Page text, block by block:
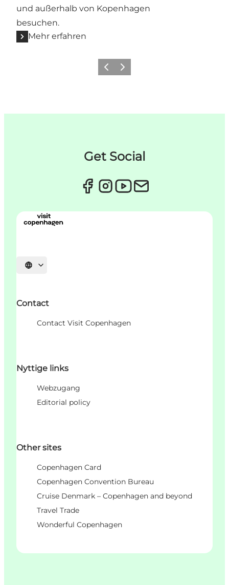
und außerhalb von Kopenhagen
besuchen.
Mehr erfahren
ZurückWeiter
Get Social
Sprache auswählen
Contact
Contact Visit Copenhagen
Nyttige links
Webzugang
Editorial policy
Other sites
Copenhagen Card
Copenhagen Convention Bureau
Cruise Denmark – Copenhagen and beyond
Travel Trade
Wonderful Copenhagen